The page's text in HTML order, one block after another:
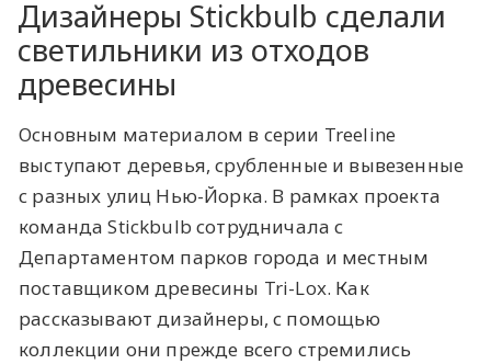
Дизайнеры Stickbulb сделали
светильники из отходов
древесины
Основным материалом в серии Treeline
выступают деревья, срубленные и вывезенные
с разных улиц Нью-Йорка. В рамках проекта
команда Stickbulb сотрудничала с
Департаментом парков города и местным
поставщиком древесины Tri-Lox. Как
рассказывают дизайнеры, с помощью
коллекции они прежде всего стремились